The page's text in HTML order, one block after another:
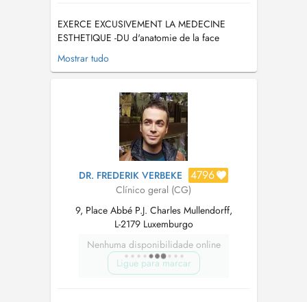
EXERCE EXCUSIVEMENT LA MEDECINE
ESTHETIQUE -DU d'anatomie de la face
appliqué aux techniques d'injections et de
volumétrie -DIU de Dermatologie Esthétique (
médicaux ( Paris Descartes ) -Technique PRP -
Techniques de lifting et restauration de l'o...
Mostrar tudo
DR. FREDERIK VERBEKE 4796
Clínico geral (CG)
9, Place Abbé P.J. Charles Mullendorff,
L-2179 Luxemburgo
Nenhuma disponibilidade online
Ligue para marcar